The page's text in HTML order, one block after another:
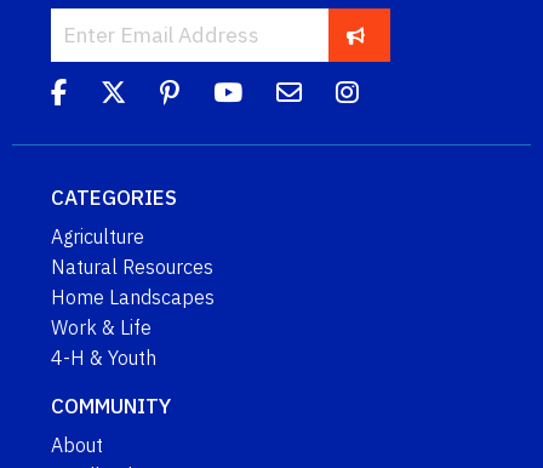
CATEGORIES
Agriculture
Natural Resources
Home Landscapes
Work & Life
4-H & Youth
COMMUNITY
About